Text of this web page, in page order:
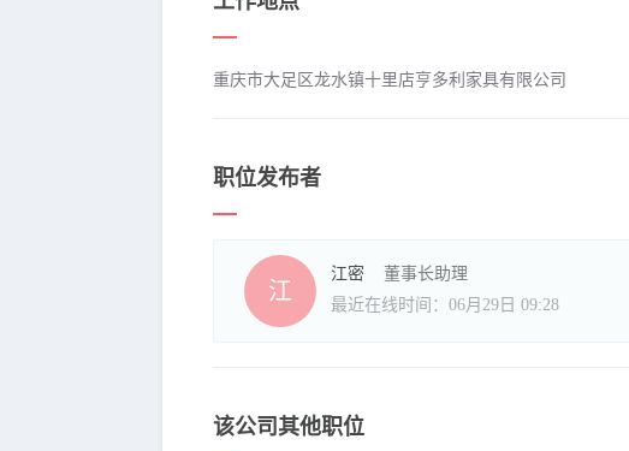
重庆市大足区龙水镇十里店亨多利家具有限公司
职位发布者
江
江密
董事长助理
最近在线时间：06月29日 09:28
该公司其他职位